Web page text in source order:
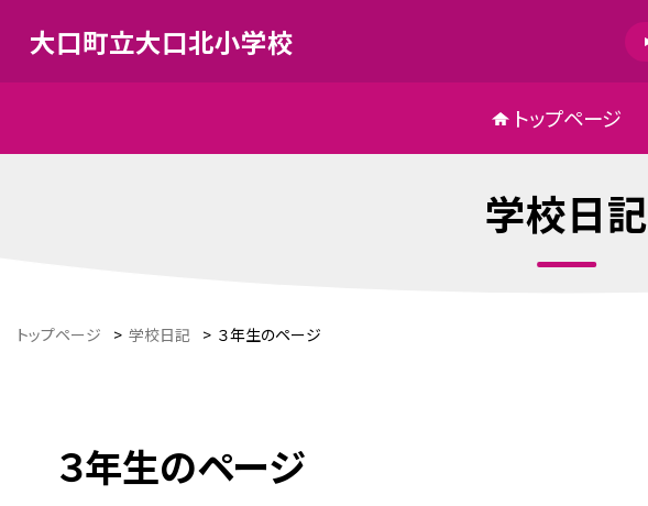
大口町立大口北小学校
トップページ
学校日記
トップページ > 学校日記 > ３年生のページ
３年生のページ